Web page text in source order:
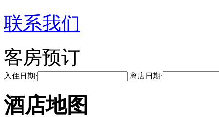
联系我们
客房预订
入住日期: 离店日期:
酒店地图